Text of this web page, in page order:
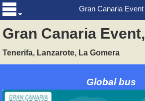
Gran Canaria Event,
Tenerifa, Lanzarote, La Gomera
Gran Canaria Event
Global bus